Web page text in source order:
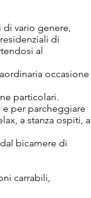
di vario genere,
di
al
occasione
particolari.
per parcheggiare
a stanza ospiti, a
bicamere di
carrabili,